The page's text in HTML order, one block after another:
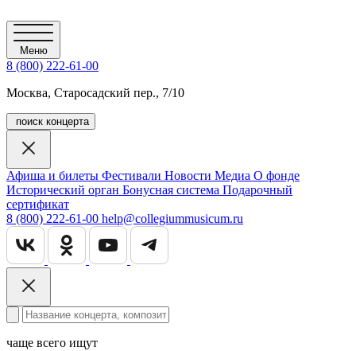
Меню
8 (800) 222-61-00
Москва, Старосадский пер., 7/10
поиск концерта
Афиша и билеты Фестивали Новости Медиа О фонде
Исторический орган Бонусная система Подарочный
сертификат
8 (800) 222-61-00 help@collegiummusicum.ru
чаще всего ищут